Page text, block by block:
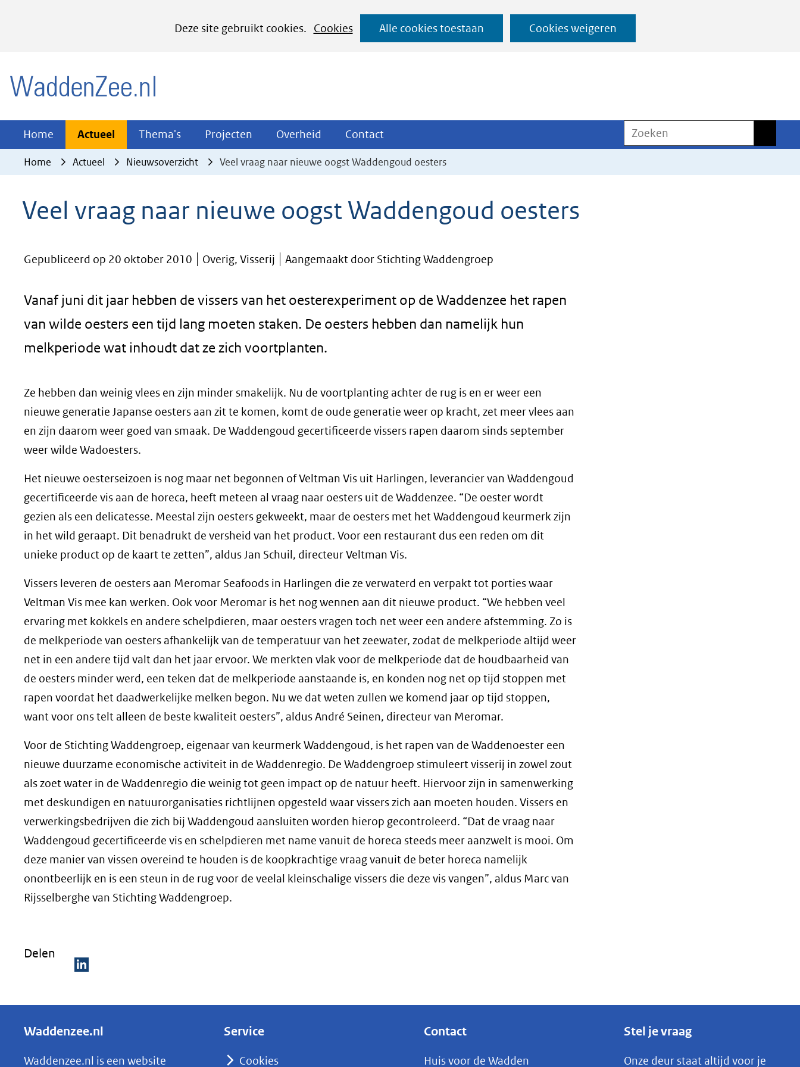
Deze site gebruikt cookies.
Cookies
het
cookies
website
worden
Alle cookies toestaan Cookies weigeren
Ga
naar
Home Actueel Actueel
Uitklappen
Thema's Thema's
Uitklappen
Projecten Projecten
Uitklappen
Overheid Overheid
Uitklappen
Contact
Uitklappen
Zoeken
Home Actueel Nieuwsoverzicht Veel vraag naar nieuwe oogst Waddengoud oesters
Veel vraag naar nieuwe oogst Waddengoud oesters
Gepubliceerd op 20 oktober 2010 Overig, Visserij Aangemaakt door Stichting Waddengroep
Vanaf juni dit jaar hebben de vissers van het oesterexperiment op de Waddenzee het rapen
van wilde oesters een tijd lang moeten staken. De oesters hebben dan namelijk hun
melkperiode wat inhoudt dat ze zich voortplanten.
Ze hebben dan weinig vlees en zijn minder smakelijk. Nu de voortplanting achter de rug is en er weer een
nieuwe generatie Japanse oesters aan zit te komen, komt de oude generatie weer op kracht, zet meer vlees aan
en zijn daarom weer goed van smaak. De Waddengoud gecertificeerde vissers rapen daarom sinds september
weer wilde Wadoesters.
Het nieuwe oesterseizoen is nog maar net begonnen of Veltman Vis uit Harlingen, leverancier van Waddengoud
gecertificeerde vis aan de horeca, heeft meteen al vraag naar oesters uit de Waddenzee. “De oester wordt
gezien als een delicatesse. Meestal zijn oesters gekweekt, maar de oesters met het Waddengoud keurmerk zijn
in het wild geraapt. Dit benadrukt de versheid van het product. Voor een restaurant dus een reden om dit
unieke product op de kaart te zetten”, aldus Jan Schuil, directeur Veltman Vis.
Vissers leveren de oesters aan Meromar Seafoods in Harlingen die ze verwaterd en verpakt tot porties waar
Veltman Vis mee kan werken. Ook voor Meromar is het nog wennen aan dit nieuwe product. “We hebben veel
ervaring met kokkels en andere schelpdieren, maar oesters vragen toch net weer een andere afstemming. Zo is
de melkperiode van oesters afhankelijk van de temperatuur van het zeewater, zodat de melkperiode altijd weer
net in een andere tijd valt dan het jaar ervoor. We merkten vlak voor de melkperiode dat de houdbaarheid van
de oesters minder werd, een teken dat de melkperiode aanstaande is, en konden nog net op tijd stoppen met
rapen voordat het daadwerkelijke melken begon. Nu we dat weten zullen we komend jaar op tijd stoppen,
want voor ons telt alleen de beste kwaliteit oesters”, aldus André Seinen, directeur van Meromar.
Voor de Stichting Waddengroep, eigenaar van keurmerk Waddengoud, is het rapen van de Waddenoester een
nieuwe duurzame economische activiteit in de Waddenregio. De Waddengroep stimuleert visserij in zowel zout
als zoet water in de Waddenregio die weinig tot geen impact op de natuur heeft. Hiervoor zijn in samenwerking
met deskundigen en natuurorganisaties richtlijnen opgesteld waar vissers zich aan moeten houden. Vissers en
verwerkingsbedrijven die zich bij Waddengoud aansluiten worden hierop gecontroleerd. “Dat de vraag naar
Waddengoud gecertificeerde vis en schelpdieren met name vanuit de horeca steeds meer aanzwelt is mooi. Om
deze manier van vissen overeind te houden is de koopkrachtige vraag vanuit de beter horeca namelijk
onontbeerlijk en is een steun in de rug voor de veelal kleinschalige vissers die deze vis vangen”, aldus Marc van
Rijsselberghe van Stichting Waddengroep.
Delen
e
e
n
Waddenzee.nl
Waddenzee.nl is een website
Service
Cookies
Contact
Huis voor de Wadden
Stel je vraag
Onze deur staat altijd voor je